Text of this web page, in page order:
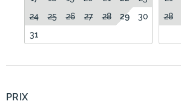
24
25 26 27 28 29
30
31
28
PRIX